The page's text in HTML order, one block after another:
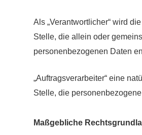
Als „Verantwortlicher“ wird
Stelle, die allein oder
personenbezogenen Daten
„Auftragsverarbeiter“ eine
Stelle, die
Maßgebliche